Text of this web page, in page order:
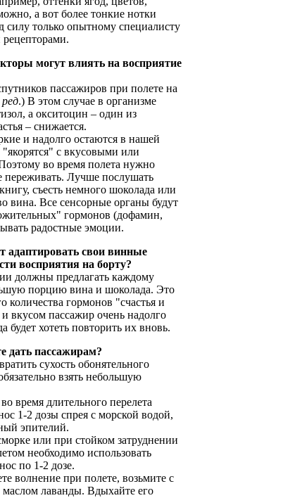
а вот более тонкие нотки
силу только опытному специалисту
могут влиять на восприятие
пассажиров при полете на
.) В этом случае в организме
а окситоцин – один из
– снижается.
и надолго остаются в нашей
с вкусовыми или
во время полета нужно
переживать. Лучше послушать
съесть немного шоколада или
вина. Все сенсорные органы будут
гормонов (дофамин,
радостные эмоции.
свои винные
восприятия на борту?
должны предлагать каждому
порцию вина и шоколада. Это
количества гормонов "счастья и
вкусом пассажир очень надолго
будет хотеть повторить их вновь.
пассажирам?
сухость обонятельного
взять небольшую
время длительного перелета
1-2 дозы спрея с морской водой,
эпителий.
или при стойком затруднении
необходимо использовать
по 1-2 дозе.
волнение при полете, возьмите с
лаванды. Вдыхайте его